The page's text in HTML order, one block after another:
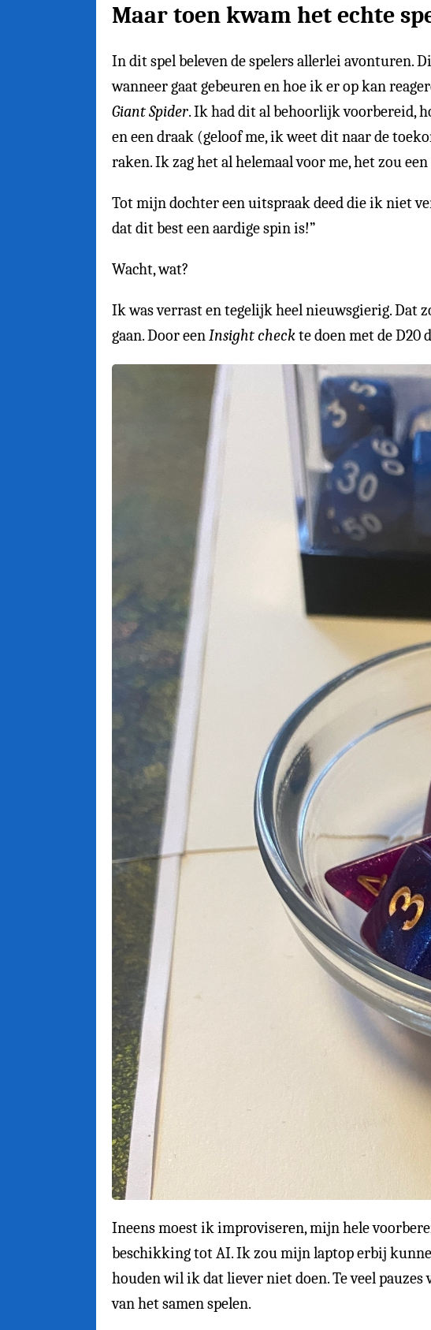
Maar toen kwam het echte
In dit spel beleven de spelers allerlei avonturen.
wanneer gaat gebeuren en hoe ik er op kan
Giant Spider. Ik had dit al behoorlijk voorbereid,
en een draak (geloof me, ik weet dit naar de
raken. Ik zag het al helemaal voor me, het zou
Tot mijn dochter een uitspraak deed die ik niet
dat dit best een aardige spin is!”
Wacht, wat?
Ik was verrast en tegelijk heel nieuwsgierig. Dat
gaan. Door eenInsight checkte doen met de D20
Ineens moest ik improviseren, mijn hele
beschikking tot AI. Ik zou mijn laptop erbij
houden wil ik dat liever niet doen. Te veel
van het samen spelen.